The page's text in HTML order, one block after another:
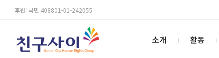
후원: 국민 408801-01-242055
소개 활동